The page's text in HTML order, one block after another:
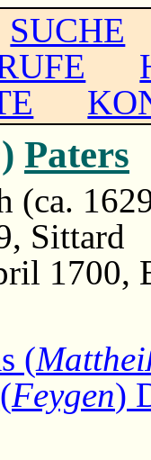
SUCHE
) Paters
(ca.
Sittard
1700,
(
Feygen)